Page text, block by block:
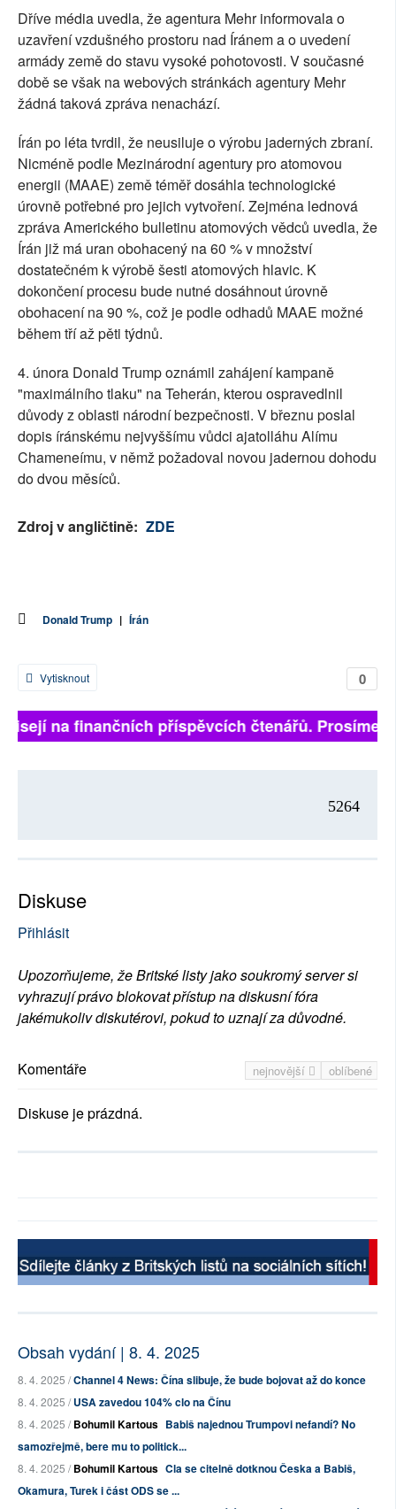
Dříve média uvedla, že agentura Mehr informovala o
uzavření vzdušného prostoru nad Íránem a o uvedení
armády země do stavu vysoké pohotovosti. V současné
době se však na webových stránkách agentury Mehr
žádná taková zpráva nenachází.
Írán po léta tvrdil, že neusiluje o výrobu jaderných zbraní.
Nicméně podle Mezinárodní agentury pro atomovou
energii (MAAE) země téměř dosáhla technologické
úrovně potřebné pro jejich vytvoření. Zejména lednová
zpráva Amerického bulletinu atomových vědců uvedla, že
Írán již má uran obohacený na 60 % v množství
dostatečném k výrobě šesti atomových hlavic. K
dokončení procesu bude nutné dosáhnout úrovně
obohacení na 90 %, což je podle odhadů MAAE možné
během tří až pěti týdnů.
4. února Donald Trump oznámil zahájení kampaně
"maximálního tlaku" na Teherán, kterou ospravedlnil
důvody z oblasti národní bezpečnosti. V březnu poslal
dopis íránskému nejvyššímu vůdci ajatolláhu Alímu
Chameneímu, v němž požadoval novou jadernou dohodu
do dvou měsíců.
Zdroj v angličtině: ZDE
Donald Trump | Írán
0
Vytisknout
na finančních příspěvcích čtenářů. Prosíme,
5264
Diskuse
Přihlásit
Upozorňujeme, že Britské listy jako soukromý server si
vyhrazují právo blokovat přístup na diskusní fóra
jakémukoliv diskutérovi, pokud to uznají za důvodné.
nejnovější oblíbené
Komentáře
Diskuse je prázdná.
Obsah vydání | 8. 4. 2025
8. 4. 2025 /Channel 4 News: Čína slibuje, že bude bojovat až do konce
8. 4. 2025 /USA zavedou 104% clo na Čínu
8. 4. 2025 /Bohumil Kartous Babiš najednou Trumpovi nefandí? No
samozřejmě, bere mu to politick...
8. 4. 2025 /Bohumil Kartous Cla se citelně dotknou Česka a Babiš,
Okamura, Turek i část ODS se ...